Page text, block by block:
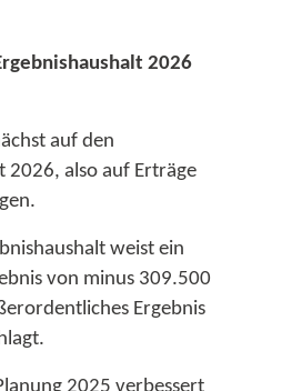
2026
auf den
2026, also auf Erträge
weist ein
von minus 309.500
Ergebnis
2025 verbessert